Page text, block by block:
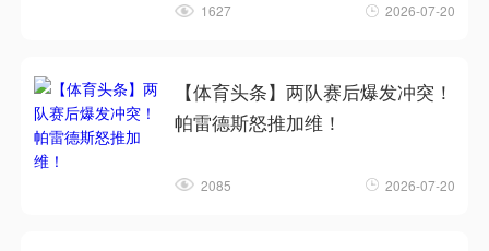
1627 2026-07-20
【体育头条】两队赛后爆发冲突！
帕雷德斯怒推加维！
2085 2026-07-20